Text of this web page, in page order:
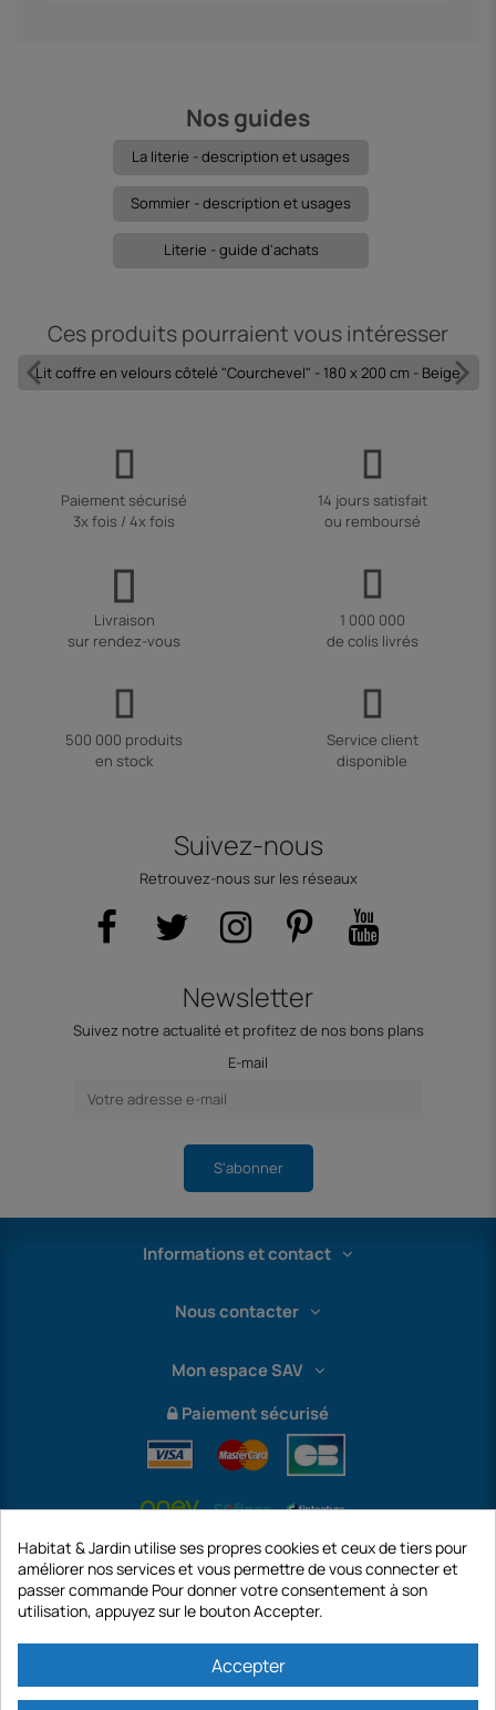
Nos guides
La literie - description et usages
Sommier - description et usages
Literie - guide d'achats
Ces produits pourraient vous intéresser
Lit coffre en velours côtelé "Courchevel" - 180 x 200 cm - Beige
Paiement sécurisé
3x fois / 4x fois
14 jours satisfait
ou remboursé
Livraison
sur rendez-vous
1 000 000
de colis livrés
500 000 produits
en stock
Service client
disponible
Suivez-nous
Retrouvez-nous sur les réseaux
Newsletter
Suivez notre actualité et profitez de nos bons plans
E-mail
S'abonner
Informations et contact
Nous contacter
Mon espace SAV
Paiement sécurisé
International
Habitat & Jardin utilise ses propres cookies et ceux de tiers pour
améliorer nos services et vous permettre de vous connecter et
passer commande Pour donner votre consentement à son
utilisation, appuyez sur le bouton Accepter.
Accepter